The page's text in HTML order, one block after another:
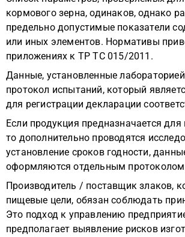
кормового зерна, одинаков, однако
предельно допустимые показатели
или иных элементов. Нормативы
приложениях к ТР ТС 015/2011.
Данные, установленные
протокол испытаний, который
для регистрации декларации
Если продукция предназначается
то дополнительно проводятся
установление сроков годности,
оформляются отдельным
Производитель / поставщик злаков,
пищевые цели, обязан соблюдать
Это подход к управлению
предполагает выявление рисков